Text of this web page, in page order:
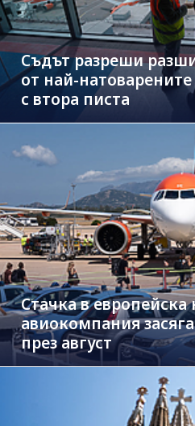
Съдът разреши
от най-
с втора писта
Стачка в
авиокомпания
през август